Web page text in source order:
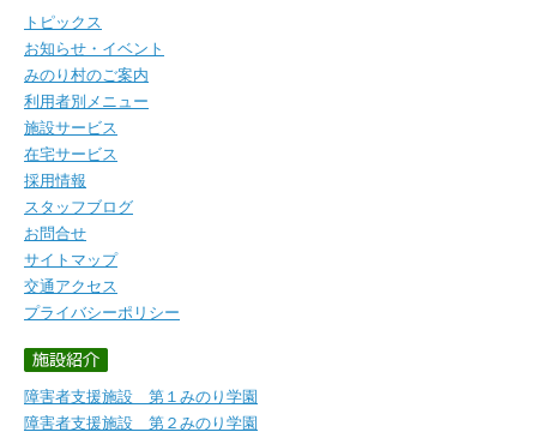
トピックス
お知らせ・イベント
みのり村のご案内
利用者別メニュー
施設サービス
在宅サービス
採用情報
スタッフブログ
お問合せ
サイトマップ
交通アクセス
プライバシーポリシー
障害者支援施設 第１みのり学園
障害者支援施設 第２みのり学園